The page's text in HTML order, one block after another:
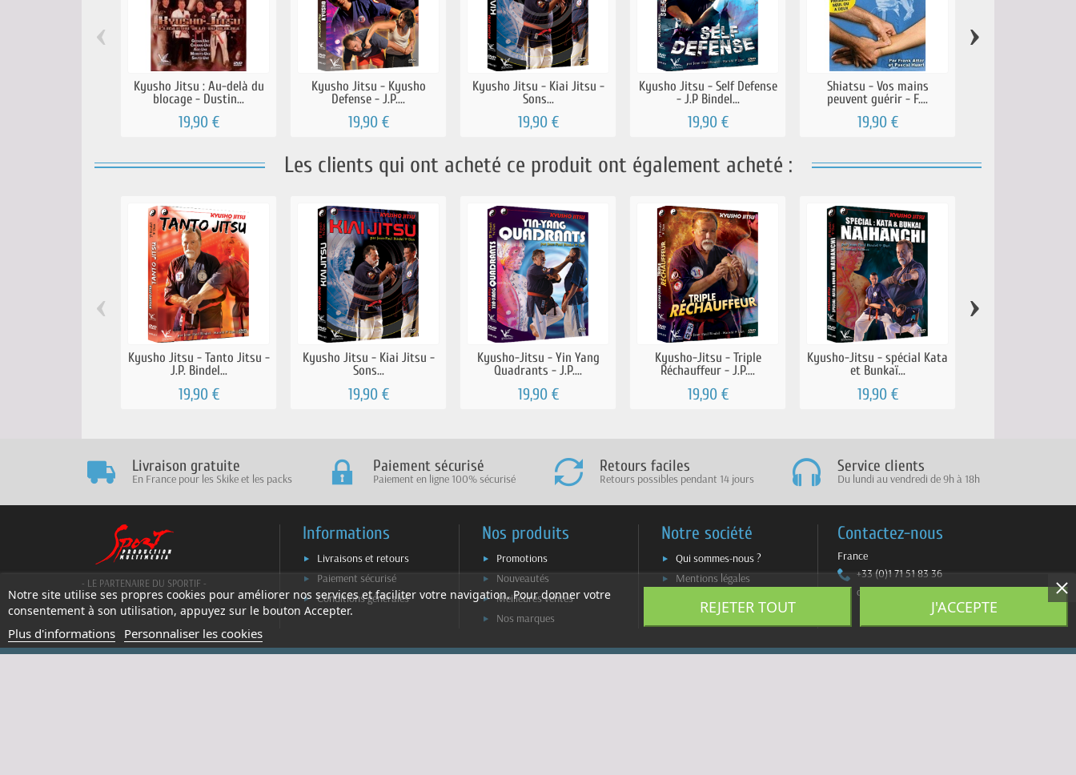
Kyusho Jitsu : Au-delà du
blocage - Dustin...
19,90 €
Kyusho Jitsu - Kyusho
Defense - J.P....
19,90 €
Kyusho Jitsu - Kiai Jitsu -
Sons...
19,90 €
Kyusho Jitsu - Self Defense
- J.P Bindel...
19,90 €
Shiatsu - Vos mains
peuvent guérir - F....
19,90 €
‹ ›
Les clients qui ont acheté ce produit ont également acheté :
Kyusho Jitsu - Tanto Jitsu -
J.P. Bindel...
19,90 €
Kyusho Jitsu - Kiai Jitsu -
Sons...
19,90 €
Kyusho-Jitsu - Yin Yang
Quadrants - J.P....
19,90 €
Kyusho-Jitsu - Triple
Réchauffeur - J.P....
19,90 €
Kyusho-Jitsu - spécial Kata
et Bunkaï...
19,90 €
‹ ›
Livraison gratuite
En France pour les Skike et les packs
Paiement sécurisé
Paiement en ligne 100% sécurisé
Retours faciles
Retours possibles pendant 14 jours
Service clients
Du lundi au vendredi de 9h à 18h
- LE PARTENAIRE DU SPORTIF -
Informations
Livraisons et retours
Paiement sécurisé
Conditions générales
Nos produits
Promotions
Nouveautés
Meilleures ventes
Nos marques
Notre société
Qui sommes-nous ?
Mentions légales
Contactez-nous
Contactez-nous
France
+33 (0)1 71 51 83 36
contact@sportmultimedia.com
Notre site utilise ses propres cookies pour améliorer nos services et faciliter votre navigation. Pour donner votre
consentement à son utilisation, appuyez sur le bouton Accepter.
Plus d'informations Personnaliser les cookies
REJETER TOUT J'ACCEPTE